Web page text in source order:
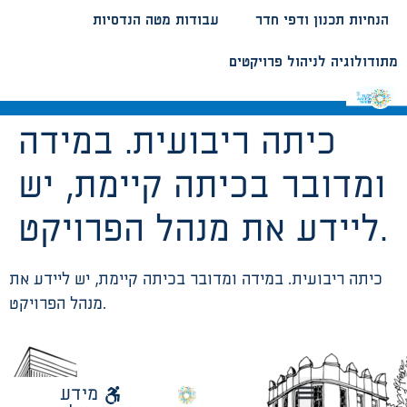
עבודות מטה הנדסיות הנחיות תכנון ודפי חדר
מתודולוגיה לניהול פרויקטים
כיתה ריבועית. במידה
ומדובר בכיתה קיימת, יש
ליידע את מנהל הפרויקט.
כיתה ריבועית. במידה ומדובר בכיתה קיימת, יש ליידע את
מנהל הפרויקט.
מידע